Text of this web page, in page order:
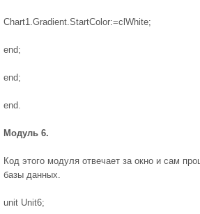
Chart1.Gradient.StartColor:=clWhite;
end;
end;
end.
Модуль 6.
Код этого модуля отвечает за окно и сам
базы данных.
unit Unit6;